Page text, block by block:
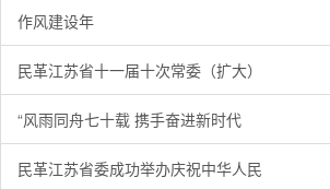
作风建设年
民革江苏省十一届十次常委（扩大）
“风雨同舟七十载 携手奋进新时代
民革江苏省委成功举办庆祝中华人民